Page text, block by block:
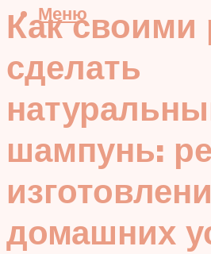
Меню
Как своими
сделать
шампунь:
домашних